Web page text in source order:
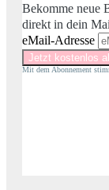
Bekomme neue
direkt in dein
eMail-Adresse
Mit dem Abonnement